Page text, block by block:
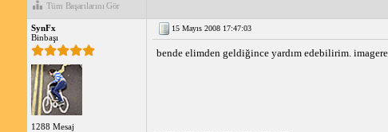
Tüm Başarılarını Gör
SynFx
Binbaşı
1288 Mesaj
15 Mayıs 2008 17:47:03
bende elimden geldiğince yardım edebilirim.